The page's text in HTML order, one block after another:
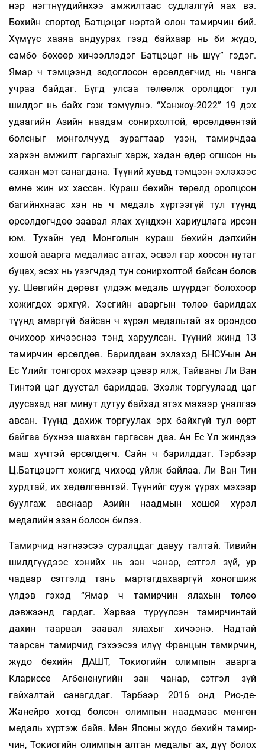
нэр нэгтнүүдийнхээ амжилтаас судлалгүй яах вэ.
Бөхийн спортод Батцэцэг нэртэй олон тамирчин бий.
Хүмүүс хааяа андуурах гээд байхаар нь би жүдо,
самбо бөхөөр хичээллэдэг Батцэцэг нь шүү” гэдэг.
Ямар ч тэмцээнд зодоглосон өрсөлдөгчид нь чанга
учраа байдаг. Бүгд улсаа төлөөлж оролцдог тул
шилдэг нь байх гэж тэмүүлнэ. “Ханжоу-2022” 19 дэх
удаагийн Азийн наадам сонирхолтой, өрсөлдөөнтэй
болсныг монголчууд зурагтаар үзэн, тамирчдаа
хэрхэн амжилт гаргахыг харж, хэдэн өдөр огшсон нь
саяхан мэт санагдана. Түүний хувьд тэмцээн эхлэхээс
өмнө жин их хассан. Кураш бөхийн төрөлд оролцсон
багийнхнаас хэн нь ч медаль хүртээгүй тул түүнд
өрсөлдөгчдөө заавал ялах хүндхэн хариуцлага ирсэн
юм. Тухайн үед Монголын кураш бөхийн дэлхийн
хошой аварга медалиас атгах, эсвэл гар хоосон нутаг
буцах, эсэх нь үзэгчдэд тун сонирхолтой байсан болов
уу. Шөвгийн дөрөвт үлдэж медаль шүүрдэг болохоор
хожигдох эрхгүй. Хэсгийн аваргын төлөө барилдах
түүнд амаргүй байсан ч хүрэл медальтай эх орондоо
очихоор хичээснээ тэнд харуулсан. Түүний жинд 13
тамирчин өрсөлдөв. Барилдаан эхлэхэд БНСУ-ын Ан
Ес Үлийг тонгорох мэхээр цэвэр ялж, Тайваны Ли Ван
Тинтэй цаг дуустал барилдав. Эхэлж торгуулаад цаг
дуусахад нэг минут дутуу байхад этэх мэхээр үнэлгээ
авсан. Түүнд дахиж торгуулах эрх байхгүй тул өөрт
байгаа бүхнээ шавхан гаргасан даа. Ан Ес Үл жиндээ
маш хүчтэй өрсөлдөгч. Сайн ч барилддаг. Тэрбээр
Ц.Батцэцэгт хожигд­ чихоод уйлж байлаа. Ли Ван Тин
хурдтай, их хөдөлгөөнтэй. Түүнийг сууж үүрэх мэхээр
буулгаж авснаар Азийн наадмын хошой хүрэл
медалийн эзэн болсон билээ.
Тамирчид нэгнээсээ суралцдаг давуу талтай. Тивийн
шилдгүүдээс хэнийх нь зан чанар, сэтгэл зүй, ур
чадвар сэтгэлд тань мартагдахааргүй хоногшиж
үлдэв гэхэд “Ямар ч тамирчин ялахын төлөө
дэвжээнд гардаг. Хэрвээ түрүүлсэн тамирчинтай
дахин таарвал заавал ялахыг хичээнэ. Надтай
таарсан тамирчид гэхээсээ илүү Францын тамирчин,
жүдо бөхийн ДАШТ, Токиогийн олимпын аварга
Клариссе Агбененугийн зан чанар, сэтгэл зүй
гайхалтай санагддаг. Тэрбээр 2016 онд Рио-де-
Жанейро хотод болсон олимпын наадмаас мөнгөн
медаль хүртэж байв. Мөн Японы жүдо бөхийн тамир­
чин, Токиогийн олимпын алтан медальт ах, дүү болох